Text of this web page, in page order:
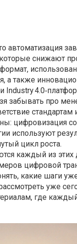
автоматизация
которые снижают
, а также
Industry
забывать про
стандартам
цифровизация
используют
цикл роста.
каждый из этих
цифровой
какие шаги
уже
где